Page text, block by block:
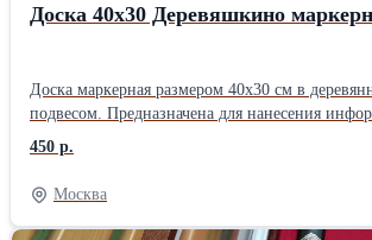
Доска 40х30 Деревяшкино
Доска маркерная размером 40х30 см в
подвесом. Предназначена для нанесения
меню специальными маркерами. Маркерную
закрепить на стене или подставке. Подойдет
офисе, дома или в заведении общепита
450 р.
Москва